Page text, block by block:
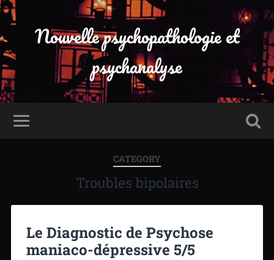
Nouvelle psychopathologie et
psychanalyse
CATEGORY
Troubles bipolaires
Le Diagnostic de Psychose
maniaco-dépressive 5/5